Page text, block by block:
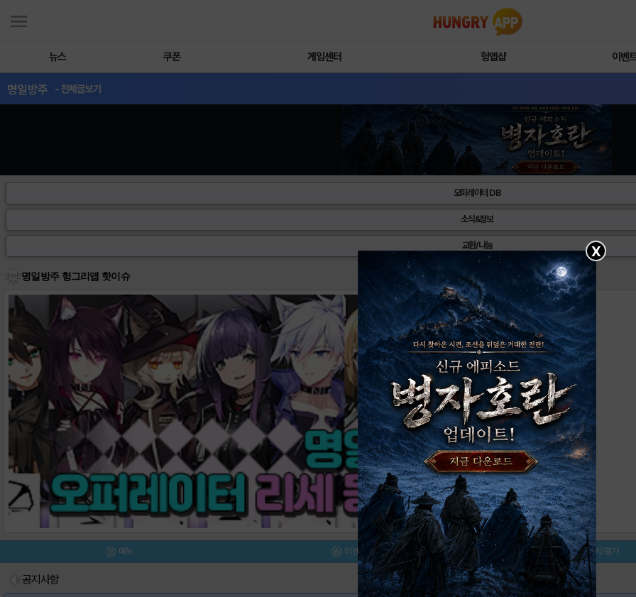
뉴스 쿠폰 게임센터 헝앱샵 이벤
명일방주 - 전체글보기
오퍼레이터 DB
소식&정보
교환/나눔
명일방주 헝그리앱 핫이슈
메뉴 이벤트/미션 설치/평가
공지사항
X